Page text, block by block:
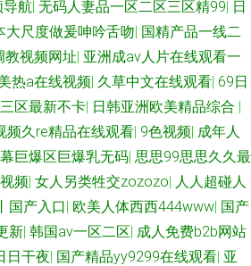
导航| 无码人妻品一区二区三区精99| 日
大尺度做爰呻吟舌吻| 国精产品一线二
教视频网址| 亚洲成av人片在线观看一
热a在线视频| 久草中文在线观看| 69日
区最新不卡| 日韩亚洲欧美精品综合 |
频久re精品在线观看| 9色视频| 成年人
巨爆区巨爆乳无码| 思思99思思久久最
频| 女人另类牲交zozozo| 人人超碰人
国产入口| 欧美人体西西444www| 国产
新| 韩国av一区二区| 成人免费b2b网站
日干夜| 国产精品yy9299在线观看| 亚